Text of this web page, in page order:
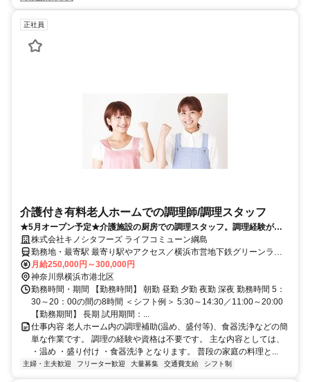
正社員
介護付き有料老人ホームでの調理師/調理スタッフ
★5月オープン予定★介護施設の厨房での調理スタッフ。調理経験が生
かせる。無資格OK！「好き」を仕事に！
株式会社キノシタフーズ ライフコミューン綱島
勤務地・最寄駅 最寄り駅やアクセス／横浜市営地下鉄グリーンライ
ン「日吉本町」駅より徒歩8分
月給250,000円～300,000円
神奈川県横浜市港北区
勤務時間・期間 【勤務時間】 朝勤 昼勤 夕勤 夜勤 深夜 勤務時間 5：
30～20：00の間の8時間 ＜シフト例＞ 5:30～14:30／11:00～20:00
【勤務期間】 長期 試用期間：...
仕事内容 老人ホーム内の調理補助(温め、盛付等)、食器洗浄などの簡
単な作業です。 調理の経験や資格は不要です。 主な内容としては、
・温め ・盛り付け ・食器洗浄 となります。 普段の家庭の料理と...
主婦・主夫歓迎 フリーター歓迎 大量募集 交通費支給 シフト制